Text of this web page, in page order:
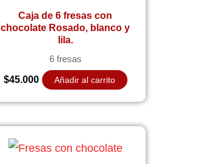
Caja de 6 fresas con
chocolate Rosado, blanco y
lila.
6 fresas
$45.000 Añadir al carrito